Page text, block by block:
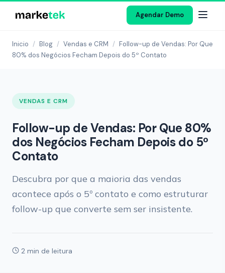
Agendar Demo
Inicio / Blog / Vendas e CRM / Follow-up de Vendas: Por Que
80% dos Negócios Fecham Depois do 5º Contato
VENDAS E CRM
Follow-up de Vendas: Por Que 80%
dos Negócios Fecham Depois do 5º
Contato
Descubra por que a maioria das vendas
acontece após o 5º contato e como estruturar
follow-up que converte sem ser insistente.
2 min de leitura